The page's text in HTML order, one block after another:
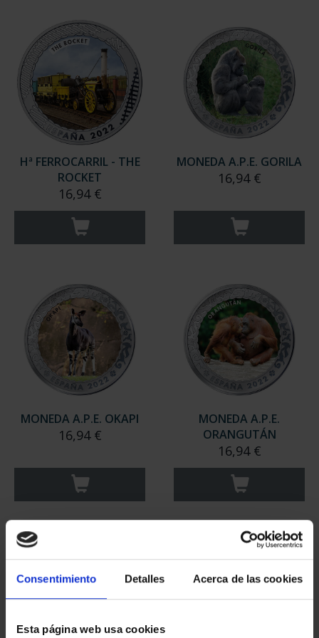
Consentimiento Detalles Acerca de las cookies
Esta página web usa cookies
Hª FERROCARRIL - THE
ROCKET
16,94 €
MONEDA A.P.E. GORILA
16,94 €
MONEDA A.P.E. OKAPI
16,94 €
MONEDA A.P.E.
ORANGUTÁN
16,94 €